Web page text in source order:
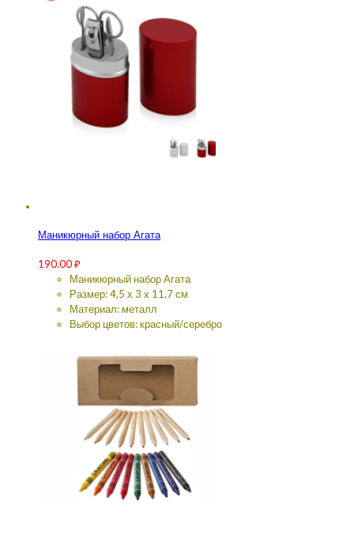
Маникюрный набор Агата
190.00₽
Маникюрный набор Агата
Размер: 4,5 х 3 х 11,7 см
Материал: металл
Выбор цветов: красный/серебро